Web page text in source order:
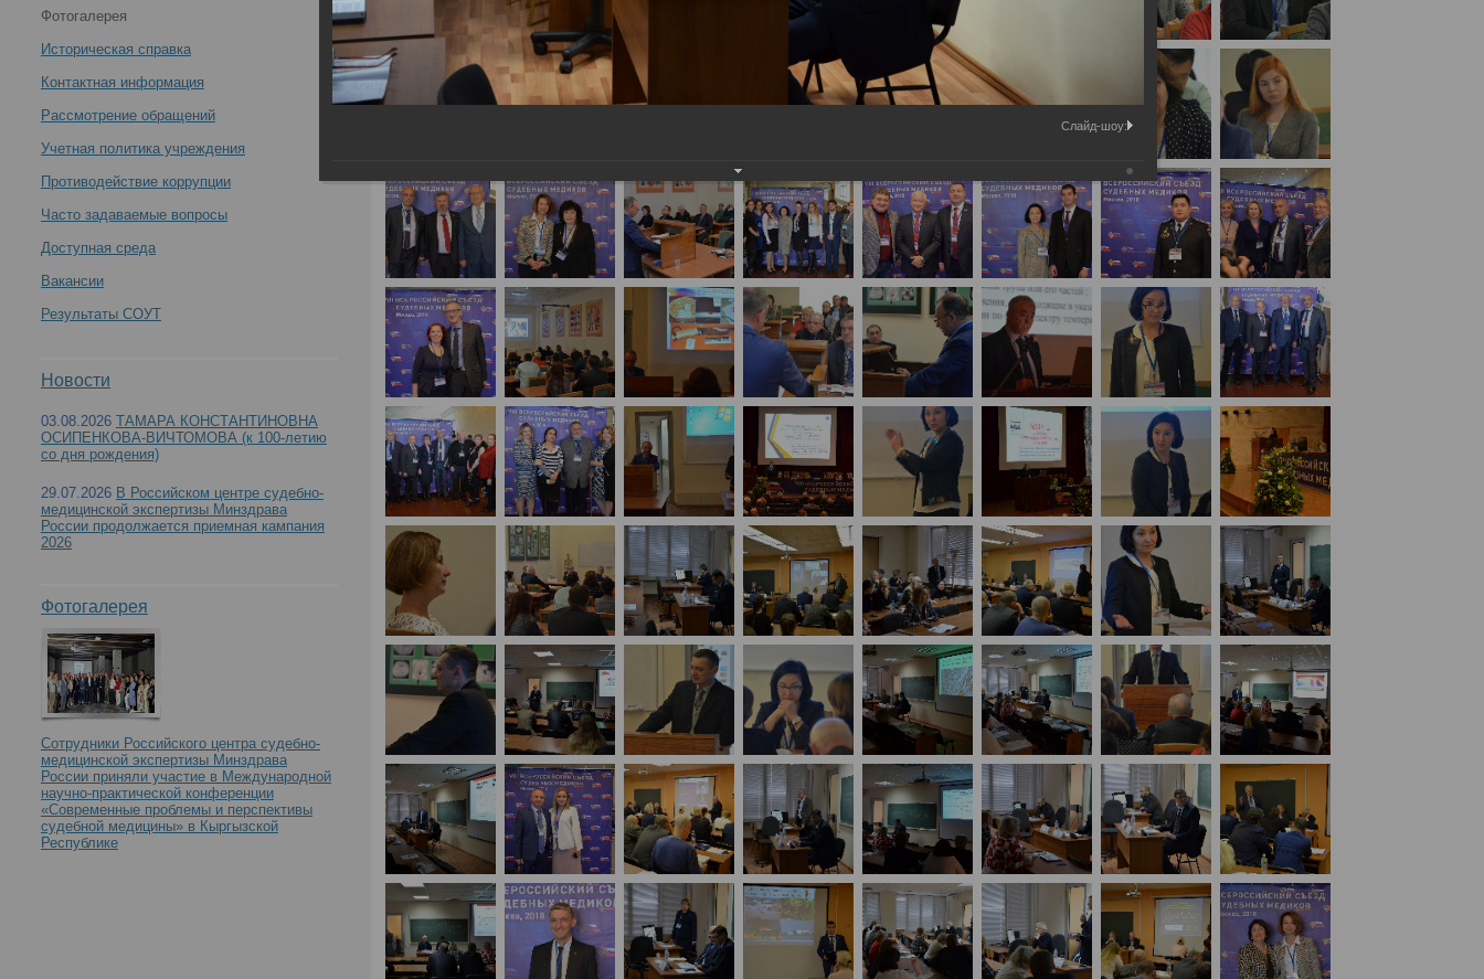
Фотогалерея
Историческая справка
Контактная информация
Рассмотрение обращений
Учетная политика учреждения
Противодействие коррупции
Часто задаваемые вопросы
Доступная среда
Вакансии
Результаты СОУТ
Новости
03.08.2026 ТАМАРА КОНСТАНТИНОВНА
ОСИПЕНКОВА-ВИЧТОМОВА (к 100-летию
со дня рождения)
29.07.2026 В Российском центре судебно-
медицинской экспертизы Минздрава
России продолжается приемная кампания
2026
Фотогалерея
Сотрудники Российского центра судебно-
медицинской экспертизы Минздрава
России приняли участие в Международной
научно-практической конференции
«Современные проблемы и перспективы
судебной медицины» в Кыргызской
Республике
Слайд-шоу: